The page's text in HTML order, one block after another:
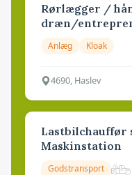
Rørlægger /
dræn/
Anlæg Kloak
4690, Haslev
Lastbilchauffør
Maskinstation
Godstransport